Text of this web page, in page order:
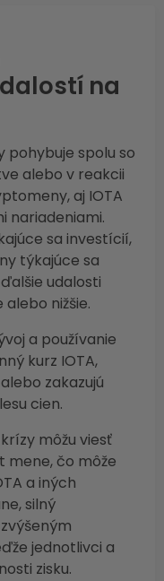
na
pohybuje spolu so
alebo v reakcii
aj IOTA
nariadeniami.
sa investícií,
týkajúce sa
udalosti
alebo nižšie.
a používanie
kurz IOTA,
zakazujú
cien.
môžu viesť
čo môže
a iných
silný
jednotlivci a
zisku.